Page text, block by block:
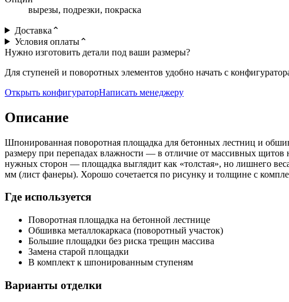
вырезы, подрезки, покраска
Доставка ⌃
Условия оплаты⌃
Нужно изготовить детали под ваши размеры?
Для ступеней и поворотных элементов удобно начать с
Открыть конфигураторНаписать менеджеру
Описание
Шпонированная поворотная площадка для бетонных лестниц и
размеру при перепадах влажности — в отличие от массивных
нужных сторон — площадка выглядит как «толстая», но лишнего
мм (лист фанеры). Хорошо сочетается по рисунку и толщине с
Где используется
Поворотная площадка на бетонной лестнице
Обшивка металлокаркаса (поворотный участок)
Большие площадки без риска трещин массива
Замена старой площадки
В комплект к шпонированным ступеням
Варианты отделки